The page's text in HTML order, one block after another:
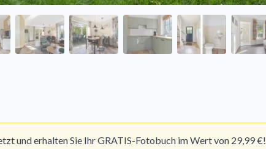
und erhalten Sie Ihr GRATIS-Fotobuch im Wert von 29,99 €!